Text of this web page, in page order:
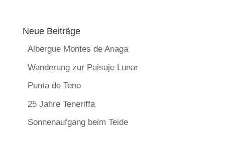
Neue Beiträge
Albergue Montes de Anaga
Wanderung zur Paisaje Lunar
Punta de Teno
25 Jahre Teneriffa
Sonnenaufgang beim Teide